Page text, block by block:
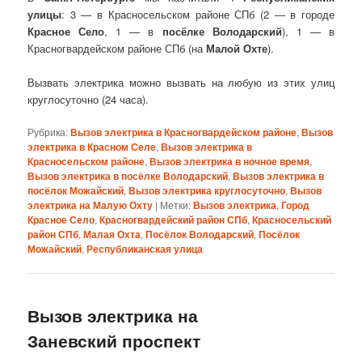
улицы: 3 — в Красносельском районе СПб (2 — в городе
Красное Село, 1 — в посёлке Володарский), 1 — в
Красногвардейском районе СПб (наМалой Охте).
Вызвать электрика можно вызвать на любую из этих улиц
круглосуточно (24 часа).
Рубрика:Вызов электрика в Красногвардейском районе,Вызов
электрика в Красном Селе,Вызов электрика в
Красносельском районе,Вызов электрика в ночное время,
Вызов электрика в посёлке Володарский,Вызов электрика в
посёлок Можайский,Вызов электрика круглосуточно,Вызов
электрика на Малую Охту | Метки:Вызов электрика,Город
Красное Село,Красногвардейский район СПб,Красносельский
район СПб,Малая Охта,Посёлок Володарский,Посёлок
Можайский,Республиканская улица
Вызов электрика на
Заневский проспект